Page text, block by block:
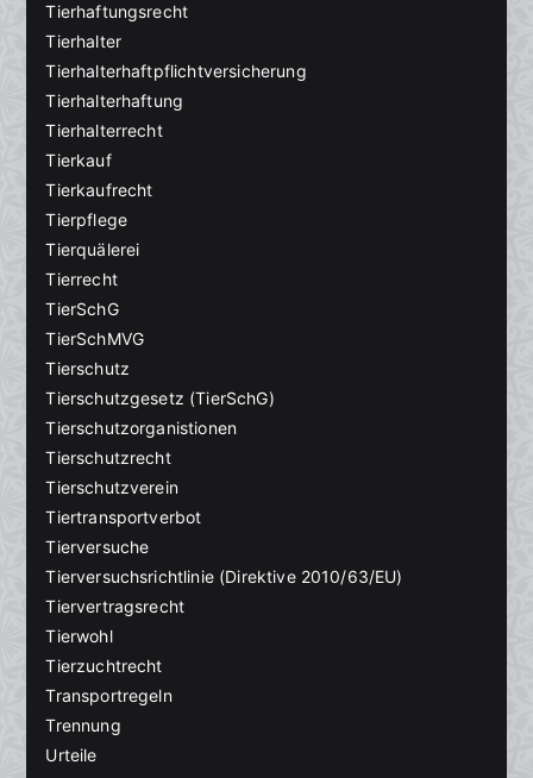
Tierhaftungsrecht
Tierhalter
Tierhalterhaftpflichtversicherung
Tierhalterhaftung
Tierhalterrecht
Tierkauf
Tierkaufrecht
Tierpflege
Tierquälerei
Tierrecht
TierSchG
TierSchMVG
Tierschutz
Tierschutzgesetz (TierSchG)
Tierschutzorganistionen
Tierschutzrecht
Tierschutzverein
Tiertransportverbot
Tierversuche
Tierversuchsrichtlinie (Direktive 2010/63/EU)
Tiervertragsrecht
Tierwohl
Tierzuchtrecht
Transportregeln
Trennung
Urteile